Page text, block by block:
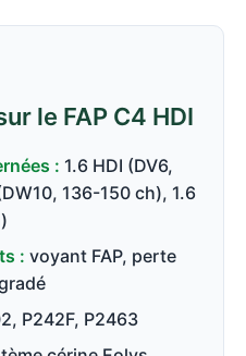
le FAP C4 HDI
: 1.6 HDI (DV6,
136-150 ch), 1.6
: voyant FAP, perte
P242F, P2463